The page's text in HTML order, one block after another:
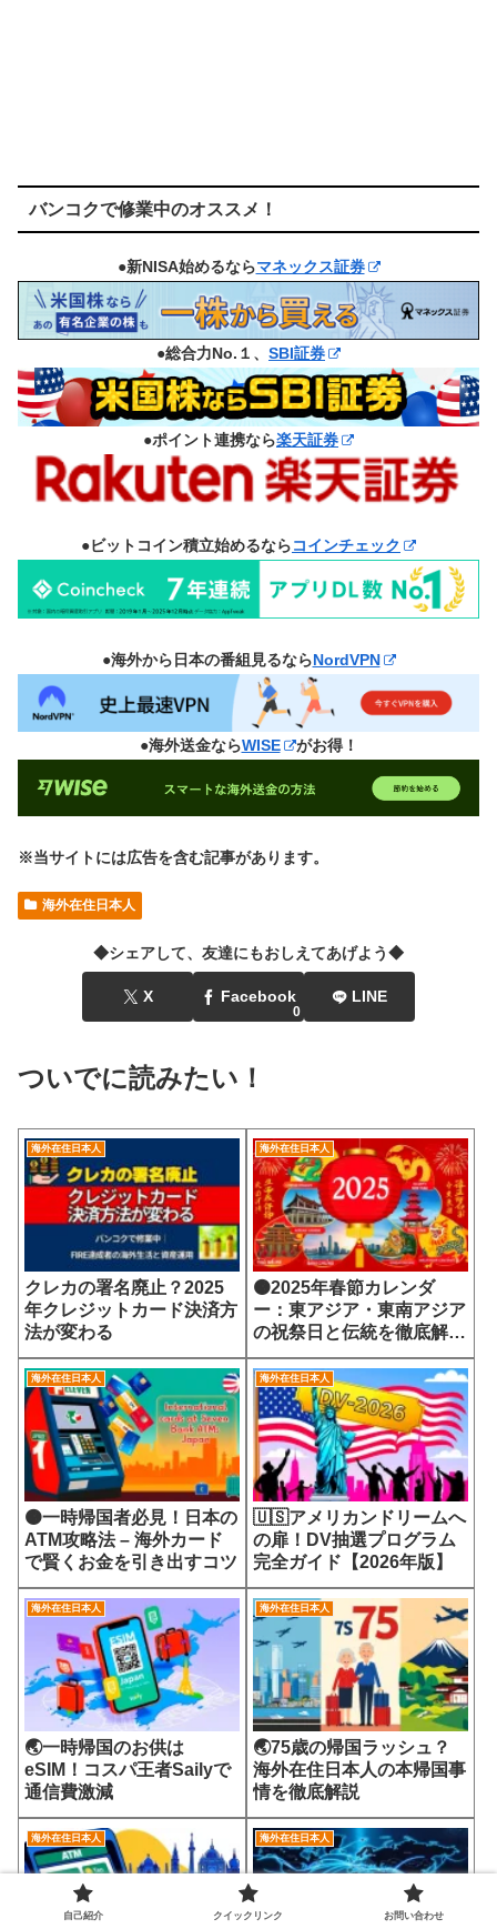
バンコクで修業中のオススメ！
●新NISA始めるならマネックス証券
●総合力No.１、 SBI証券
●ポイント連携なら楽天証券
●ビットコイン積立始めるならコインチェック
●海外から日本の番組見るならNordVPN
●海外送金ならWISE がお得！
※当サイトには広告を含む記事があります。
海外在住日本人
◆シェアして、友達にもおしえてあげよう◆
X Facebook
0
LINE
ついでに読みたい！
海外在住日本人
クレカの署名廃止？2025
年クレジットカード決済方
法が変わる
海外在住日本人
🟠2025年春節カレンダ
ー：東アジア・東南アジア
の祝祭日と伝統を徹底解
説！
海外在住日本人
🟠一時帰国者必見！日本の
ATM攻略法 – 海外カード
で賢くお金を引き出すコツ
海外在住日本人
🇺🇸アメリカンドリームへ
の扉！DV抽選プログラム
完全ガイド【2026年版】
海外在住日本人
🌏一時帰国のお供は
eSIM！コスパ王者Sailyで
通信費激減
海外在住日本人
🌏75歳の帰国ラッシュ？
海外在住日本人の本帰国事
情を徹底解説
海外在住日本人 海外在住日本人
自己紹介 クイックリンク お問い合わせ